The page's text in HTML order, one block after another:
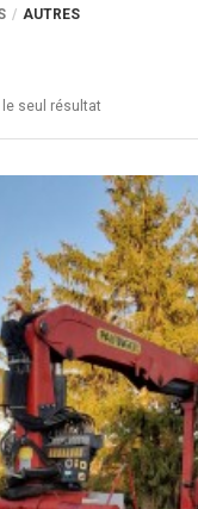
AUTRES
seul résultat